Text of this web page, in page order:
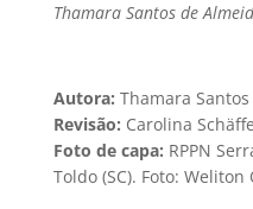
Thamara Santos de
Autora: Thamara
Revisão: Carolina
Foto de capa: RPPN
Toldo (SC). Foto: Weliton